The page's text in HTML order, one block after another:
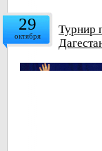
29
октября
Турнир